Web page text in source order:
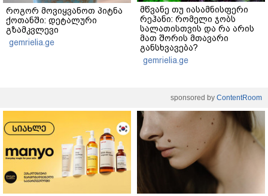
როგორ მოვიყვანოთ პიტნა
ქოთანში: დეტალური
გზამკვლევი
gemrielia.ge
მწვანე თუ იასამნისფერი
რეჰანი: რომელი ჯობს
სალათისთვის და რა არის
მათ შორის მთავარი
განსხვავება?
gemrielia.ge
sponsored by ContentRoom